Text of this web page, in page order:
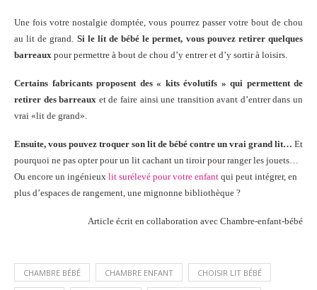
Une fois votre nostalgie domptée, vous pourrez passer votre bout de chou
au lit de grand. Si le lit de bébé le permet, vous pouvez retirer quelques
barreaux pour permettre à bout de chou d’y entrer et d’y sortir à loisirs.
Certains fabricants proposent des « kits évolutifs » qui permettent de
retirer des barreaux et de faire ainsi une transition avant d’entrer dans un
vrai «lit de grand».
Ensuite, vous pouvez troquer son lit de bébé contre un vrai grand lit… Et
pourquoi ne pas opter pour un lit cachant un tiroir pour ranger les jouets…
Ou encore un ingénieux lit surélevé pour votre enfant qui peut intégrer, en
plus d’espaces de rangement, une mignonne bibliothèque ?
Article écrit en collaboration avec Chambre-enfant-bébé
CHAMBRE BÉBÉ CHAMBRE ENFANT CHOISIR LIT BÉBÉ